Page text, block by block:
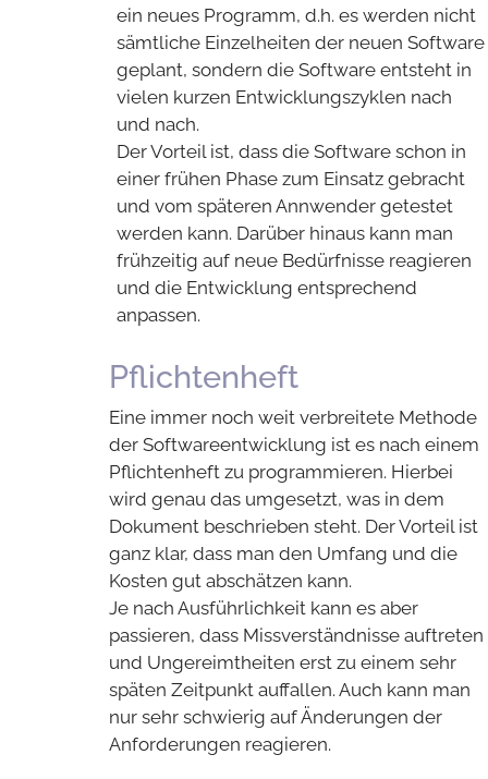
ein neues Programm, d.h. es werden nicht
sämtliche Einzelheiten der neuen Software
geplant, sondern die Software entsteht in
vielen kurzen Entwicklungszyklen nach
und nach.
Der Vorteil ist, dass die Software schon in
einer frühen Phase zum Einsatz gebracht
und vom späteren Annwender getestet
werden kann. Darüber hinaus kann man
frühzeitig auf neue Bedürfnisse reagieren
und die Entwicklung entsprechend
anpassen.
Pflichtenheft
Eine immer noch weit verbreitete Methode
der Softwareentwicklung ist es nach einem
Pflichtenheft zu programmieren. Hierbei
wird genau das umgesetzt, was in dem
Dokument beschrieben steht. Der Vorteil ist
ganz klar, dass man den Umfang und die
Kosten gut abschätzen kann.
Je nach Ausführlichkeit kann es aber
passieren, dass Missverständnisse auftreten
und Ungereimtheiten erst zu einem sehr
späten Zeitpunkt auffallen. Auch kann man
nur sehr schwierig auf Änderungen der
Anforderungen reagieren.